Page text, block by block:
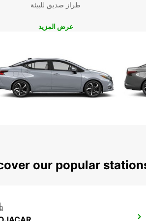
طراز صديق للبيئة
عرض المزيد
our popular